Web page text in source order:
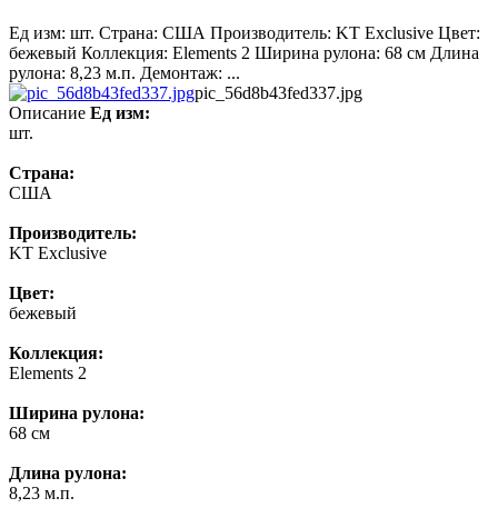
Ед изм: шт. Страна: США Производитель: KT Exclusive Цвет:
бежевый Коллекция: Elements 2 Ширина рулона: 68 см Длина
рулона: 8,23 м.п. Демонтаж: ...
pic_56d8b43fed337.jpg
Описание Ед изм:
шт.
Страна:
США
Производитель:
KT Exclusive
Цвет:
бежевый
Коллекция:
Elements 2
Ширина рулона:
68 см
Длина рулона:
8,23 м.п.